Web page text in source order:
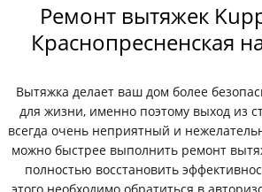
Ремонт вытяжек
Краснопресненская
Вытяжка делает ваш дом более
для жизни, именно поэтому выход из
всегда очень неприятный и
можно быстрее выполнить ремонт
полностью восстановить